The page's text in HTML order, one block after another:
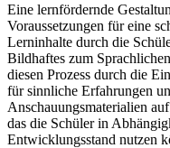
Eine lernfördernde
Voraussetzungen für eine
Lerninhalte durch die
Bildhaftes zum
diesen Prozess durch die
für sinnliche Erfahrungen
Anschauungsmaterialien
das die Schüler in
Entwicklungsstand nutzen